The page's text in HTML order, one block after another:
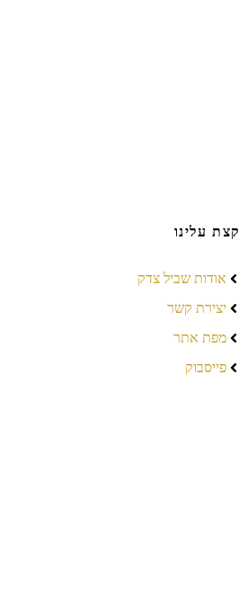
קצת עלינו
אודות שביל צדק
יצירת קשר
מפת אתר
פייסבוק